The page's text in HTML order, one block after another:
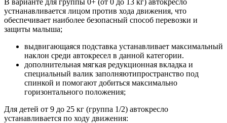
устнанавливается лицом против хода движения, что
обеспечивает наиболее безопасный способ перевозки и
защиты малыша;
выдвигающаяся подставка устанавливает максимальный
наклон среди автокресел в данной категории.
дополнительная мягкая редукционная вкладка и
специальный валик заполняютипространство под
спинкой и помогают добиться максимально
горизонтального положения;
Для детей от 9 до 25 кг (группа 1/2) автокресло
устанавливается по ходу движения: